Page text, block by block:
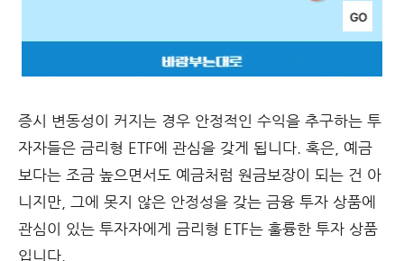
증시 변동성이 커지는 경우 안정적인 수익을 추구하는 투
자자들은 금리형 ETF에 관심을 갖게 됩니다. 혹은, 예금
보다는 조금 높으면서도 예금처럼 원금보장이 되는 건 아
니지만, 그에 못지 않은 안정성을 갖는 금융 투자 상품에
관심이 있는 투자자에게 금리형 ETF는 훌륭한 투자 상품
입니다.